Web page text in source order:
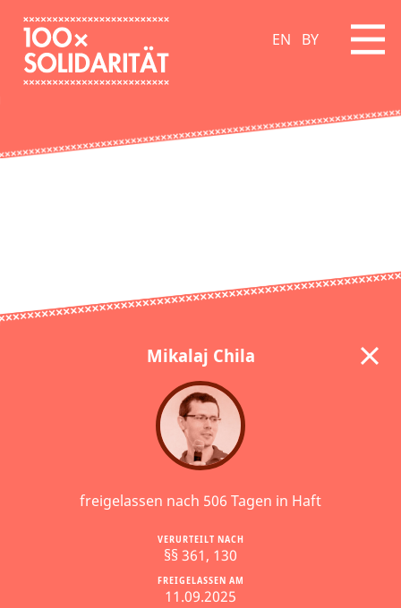
EN BY
Mikalaj Chila
freigelassen nach 506 Tagen in Haft
FREIGELASSEN AM
11.09.2025
VERURTEILT NACH
§§ 361, 130